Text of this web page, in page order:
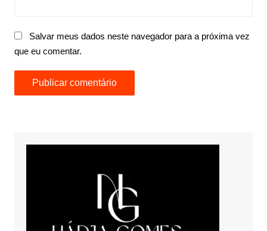
Salvar meus dados neste navegador para a próxima vez
que eu comentar.